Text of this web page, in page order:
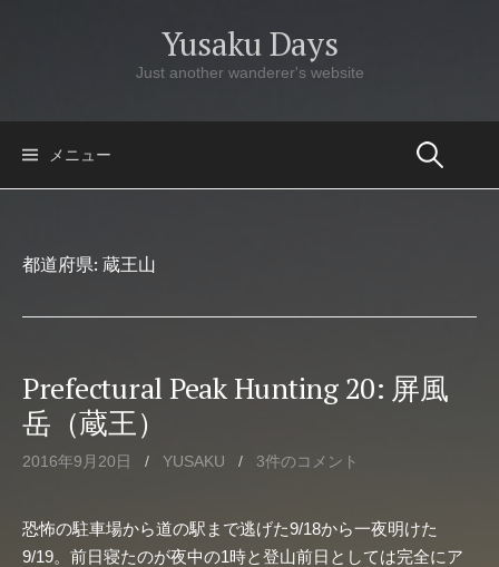
ツ
Yusaku Days
Just another wanderer's website
メニュー
都道府県:蔵王山
Prefectural Peak Hunting 20: 屏風
岳（蔵王）
2016年9月20日 / YUSAKU / 3件のコメント
恐怖の駐車場から道の駅まで逃げた9/18から一夜明けた
9/19。前日寝たのが夜中の1時と登山前日としては完全にア